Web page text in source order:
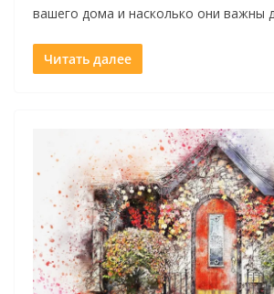
вашего дома и насколько они важны
Читать далее